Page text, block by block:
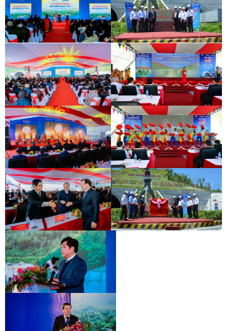
KHÁNH THÀNH HẦM HẢI VÂN 2
KHÁNH THÀNH HẦM HẢI VÂN 2
KHÁNH THÀNH HẦM HẢI VÂN 2
KHÁNH THÀNH HẦM HẢI VÂN 2
KHÁNH THÀNH HẦM HẢI VÂN 2
LỄ GẮN BIỂN HẦM ĐÈO CẢ
LỄ GẮN BIỂN HẦM ĐÈO CẢ
LỄ GẮN BIỂN HẦM ĐÈO CẢ
LỄ GẮN BIỂN HẦM ĐÈO CẢ